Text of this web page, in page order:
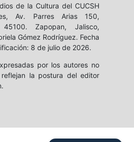
de la Cultura del CUCSH
Av. Parres Arias 150,
Zapopan, Jalisco,
Gómez Rodríguez. Fecha
8 de julio de 2026.
por los autores no
reflejan la postura del editor